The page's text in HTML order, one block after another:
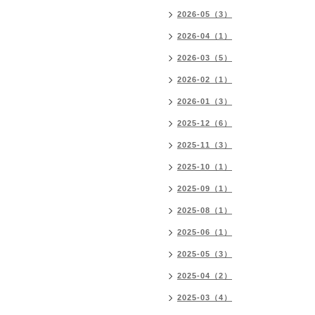
2026-05（3）
2026-04（1）
2026-03（5）
2026-02（1）
2026-01（3）
2025-12（6）
2025-11（3）
2025-10（1）
2025-09（1）
2025-08（1）
2025-06（1）
2025-05（3）
2025-04（2）
2025-03（4）